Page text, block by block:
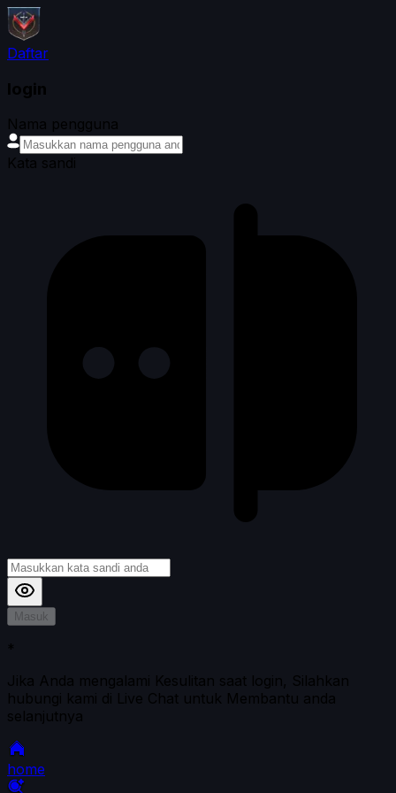
Daftar
login
Nama pengguna
Kata sandi
Masuk
*
Jika Anda mengalami Kesulitan saat login, Silahkan
hubungi kami di Live Chat untuk Membantu anda
selanjutnya
home